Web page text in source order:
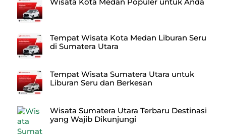
Tempat Wisata Kota Medan Liburan Seru
di Sumatera Utara
Tempat Wisata Sumatera Utara untuk
Liburan Seru dan Berkesan
Wisata Sumatera Utara Terbaru Destinasi
yang Wajib Dikunjungi